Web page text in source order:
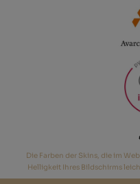
Die Farben der Skins, die im
Helligkeit Ihres Bildschirms